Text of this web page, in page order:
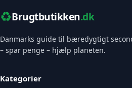
♻️Brugtbutikken.dk
Danmarks guide til bæredygtigt
– spar penge – hjælp planeten.
Kategorier